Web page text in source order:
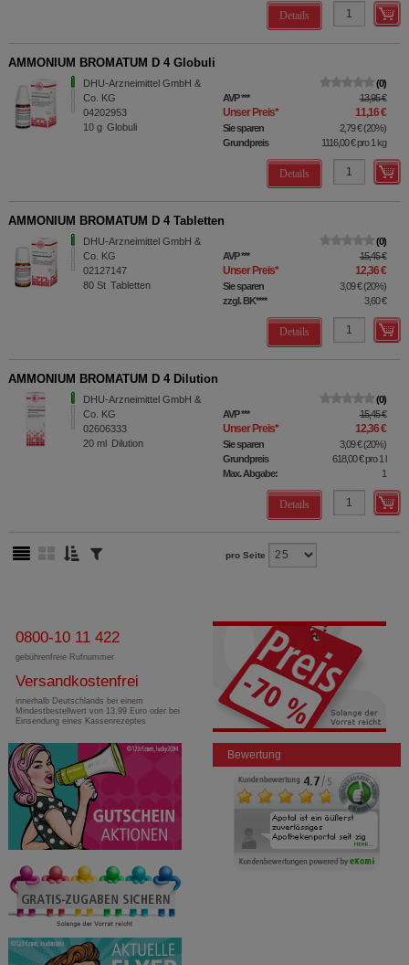
Details
AMMONIUM BROMATUM D 4 Globuli
DHU-Arzneimittel GmbH &
Co. KG
04202953
10 g Globuli
0
AVP*** 13,95 €
Unser Preis* 11,16 €
Sie sparen 2,79 €(20%)
Grundpreis
1116,00 €pro 1 kg
Details
AMMONIUM BROMATUM D 4 Tabletten
DHU-Arzneimittel GmbH &
Co. KG
02127147
80 St Tabletten
0
AVP*** 15,45 €
Unser Preis* 12,36 €
Sie sparen 3,09 €(20%)
zzgl. BK**** 3,60 €
Details
AMMONIUM BROMATUM D 4 Dilution
DHU-Arzneimittel GmbH &
Co. KG
02606333
20 ml Dilution
0
AVP*** 15,45 €
Unser Preis* 12,36 €
Sie sparen 3,09 €(20%)
Grundpreis
618,00 €pro 1 l
Max. Abgabe:
1
Details
pro Seite
0800-10 11 422
gebührenfreie Rufnummer
Versandkostenfrei
innerhalb Deutschlands bei einem
Mindestbestellwert von 13,99 Euro oder bei
Einsendung eines Kassenrezeptes
Bewertung